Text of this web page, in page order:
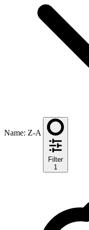
Name: Z-A
Filter
1